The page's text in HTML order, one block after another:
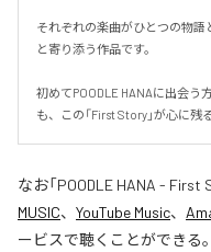
それぞれの楽曲がひとつの物
と寄り添う作品です。
初めてPOODLE HANAに出会う
も、この「First Story」が心に残
なお「POODLE HANA - First
MUSIC、 YouTube Music、
ービスで聴くことができる。